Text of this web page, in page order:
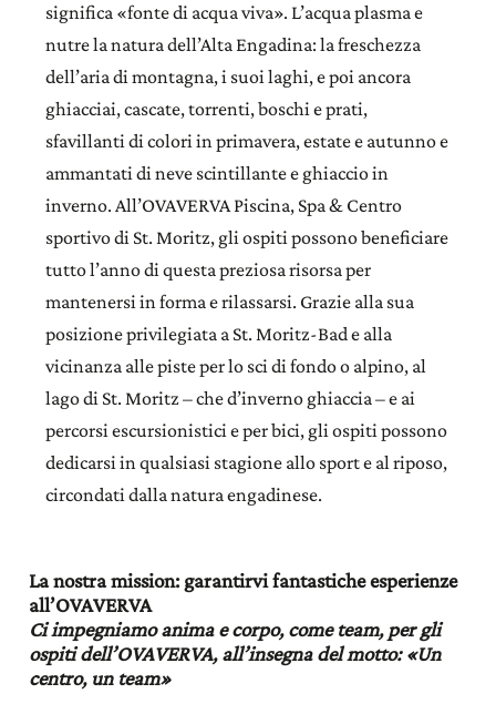
significa «fonte di acqua viva». L’acqua plasma e
nutre la natura dell’Alta Engadina: la freschezza
dell’aria di montagna, i suoi laghi, e poi ancora
ghiacciai, cascate, torrenti, boschi e prati,
sfavillanti di colori in primavera, estate e autunno e
ammantati di neve scintillante e ghiaccio in
inverno. All’OVAVERVA Piscina, Spa & Centro
sportivo di St. Moritz, gli ospiti possono beneficiare
tutto l’anno di questa preziosa risorsa per
mantenersi in forma e rilassarsi. Grazie alla sua
posizione privilegiata a St. Moritz-Bad e alla
vicinanza alle piste per lo sci di fondo o alpino, al
lago di St. Moritz – che d’inverno ghiaccia – e ai
percorsi escursionistici e per bici, gli ospiti possono
dedicarsi in qualsiasi stagione allo sport e al riposo,
circondati dalla natura engadinese.
La nostra mission: garantirvi fantastiche esperienze
all’OVAVERVA
Ci impegniamo anima e corpo, come team, per gli
ospiti dell’OVAVERVA, all’insegna del motto: «Un
centro, un team»